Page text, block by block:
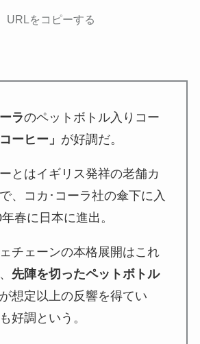
URLをコピーする
ラのペットボトル入りコー
ーヒー」 が好調だ。
とはイギリス発祥の老舗カ
、コカ･コーラ社の傘下に入
春に日本に進出。
チェーンの本格展開はこれ
先陣を切ったペットボトル
が想定以上の反響を得てい
好調という。